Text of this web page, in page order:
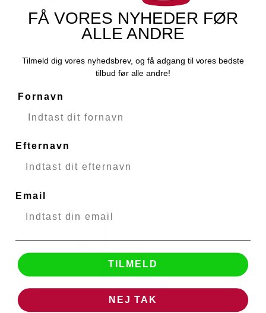
49279
Udsolgt - Kontakt kundeservice
159,00 DKK
47,70 DKK
FÅ VORES NYHEDER FØR
ALLE ANDRE
Tilmeld dig vores nyhedsbrev, og få adgang til vores bedste
tilbud før alle andre!
Fornavn
Efternavn
Email
TILMELD
NEJ TAK